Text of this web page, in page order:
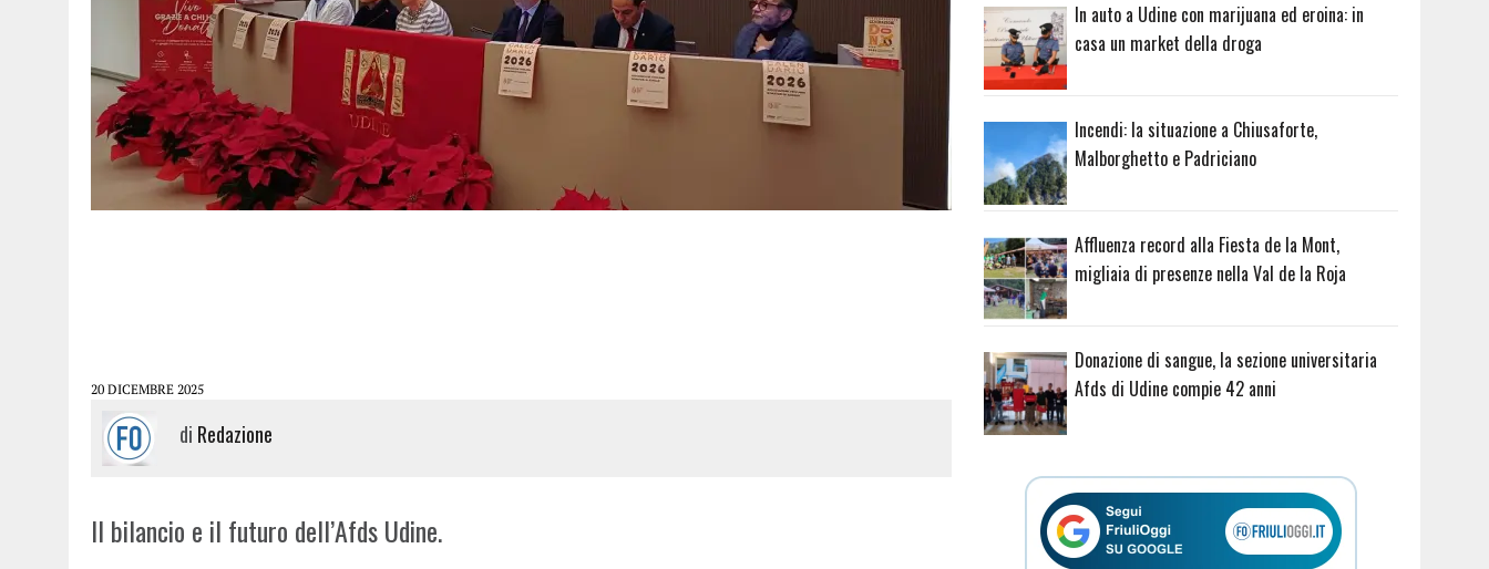
20 DICEMBRE 2025
di Redazione
Il bilancio e il futuro dell’Afds Udine.
In auto a Udine con marijuana ed eroina: in
casa un market della droga
Incendi: la situazione a Chiusaforte,
Malborghetto e Padriciano
Affluenza record alla Fiesta de la Mont,
migliaia di presenze nella Val de la Roja
Donazione di sangue, la sezione universitaria
Afds di Udine compie 42 anni